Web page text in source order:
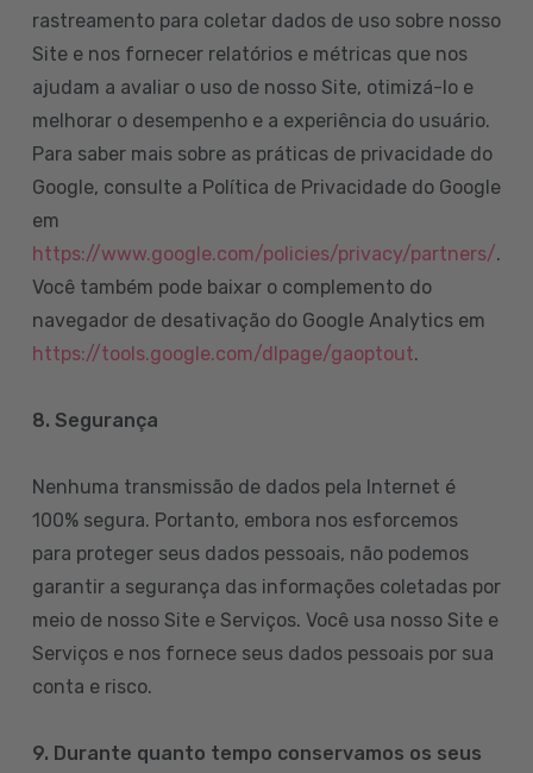
rastreamento para coletar dados de uso sobre nosso
Site e nos fornecer relatórios e métricas que nos
ajudam a avaliar o uso de nosso Site, otimizá-lo e
melhorar o desempenho e a experiência do usuário.
Para saber mais sobre as práticas de privacidade do
Google, consulte a Política de Privacidade do Google
em
https://www.google.com/policies/privacy/partners/.
Você também pode baixar o complemento do
navegador de desativação do Google Analytics em
https://tools.google.com/dlpage/gaoptout.
8. Segurança
Nenhuma transmissão de dados pela Internet é
100% segura. Portanto, embora nos esforcemos
para proteger seus dados pessoais, não podemos
garantir a segurança das informações coletadas por
meio de nosso Site e Serviços. Você usa nosso Site e
Serviços e nos fornece seus dados pessoais por sua
conta e risco.
9. Durante quanto tempo conservamos os seus